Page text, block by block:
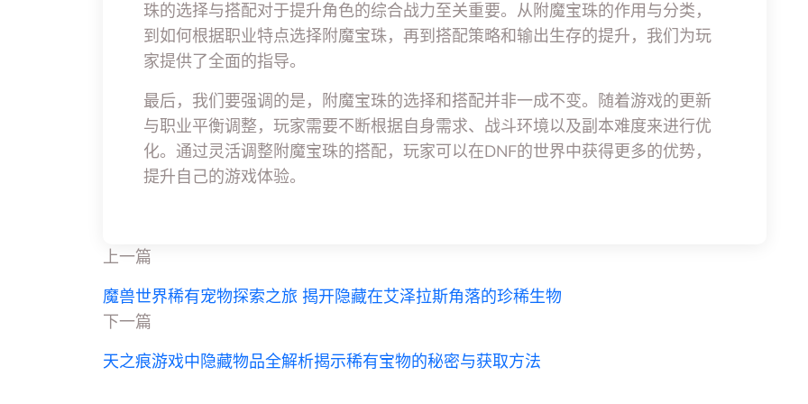
珠的选择与搭配对于提升角色的综合战力至关重要。从附魔宝珠的作用与分类，
到如何根据职业特点选择附魔宝珠，再到搭配策略和输出生存的提升，我们为玩
家提供了全面的指导。
最后，我们要强调的是，附魔宝珠的选择和搭配并非一成不变。随着游戏的更新
与职业平衡调整，玩家需要不断根据自身需求、战斗环境以及副本难度来进行优
化。通过灵活调整附魔宝珠的搭配，玩家可以在DNF的世界中获得更多的优势，
提升自己的游戏体验。
上一篇
魔兽世界稀有宠物探索之旅 揭开隐藏在艾泽拉斯角落的珍稀生物
下一篇
天之痕游戏中隐藏物品全解析揭示稀有宝物的秘密与获取方法